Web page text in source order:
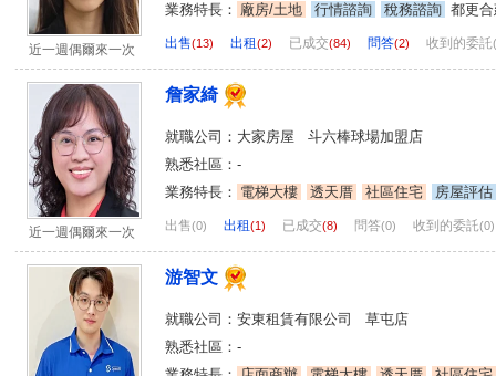
近一週偶爾來一次
業務特長： 廠房/土地 行情諮詢 稅務諮詢 都更
出售(13) 出租(2) 已成交(84) 問答(2) 收到的委託
近一週偶爾來一次
詹家綺
就職公司：大家房屋 斗六棒球場加盟店
熟悉社區：-
業務特長： 電梯大樓 透天厝 社區住宅 房屋評估
出售(0) 出租(1) 已成交(8) 問答(0) 收到的委託(0)
游智文
就職公司：安東租賃有限公司 草屯店
熟悉社區：-